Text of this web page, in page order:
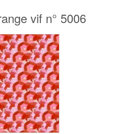
vif n° 5006